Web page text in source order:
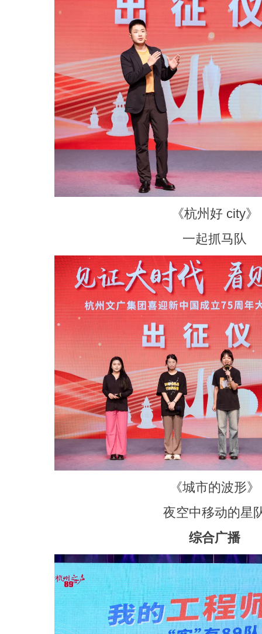
《杭州好 city》
一起抓马队
《城市的波形》
夜空中移动的星
综合广播